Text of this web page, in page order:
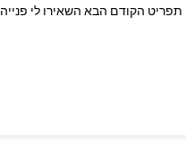
תפריט הקודם הבא השאירו לי פנייה